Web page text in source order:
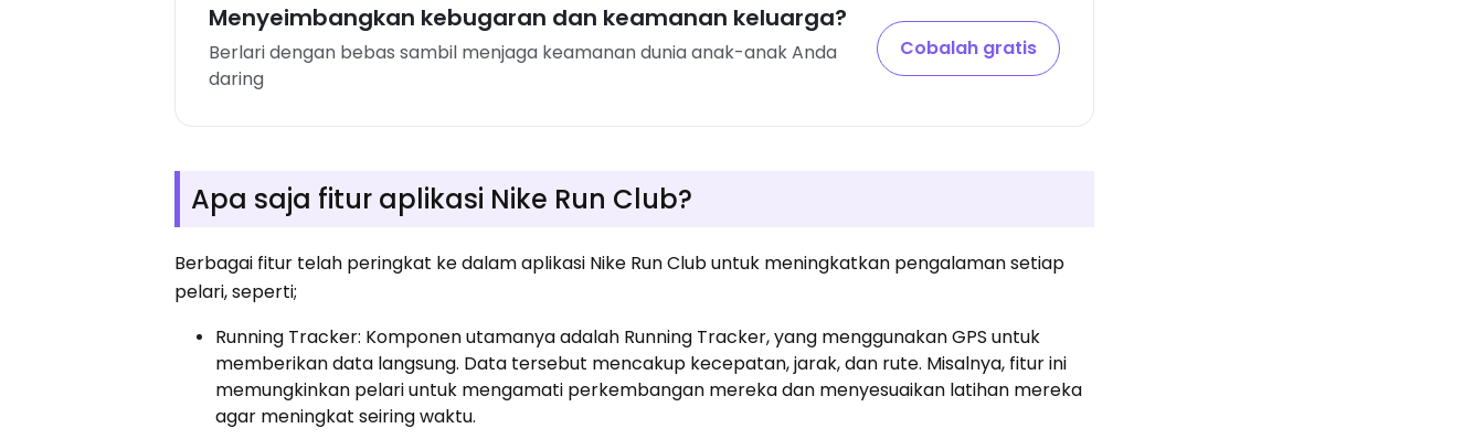
Menyeimbangkan kebugaran dan keamanan keluarga?
Berlari dengan bebas sambil menjaga keamanan dunia anak-anak Anda
daring
Cobalah gratis
Apa saja fitur aplikasi Nike Run Club?
Berbagai fitur telah peringkat ke dalam aplikasi Nike Run Club untuk meningkatkan pengalaman setiap
pelari, seperti;
Running Tracker: Komponen utamanya adalah Running Tracker, yang menggunakan GPS untuk
memberikan data langsung. Data tersebut mencakup kecepatan, jarak, dan rute. Misalnya, fitur ini
memungkinkan pelari untuk mengamati perkembangan mereka dan menyesuaikan latihan mereka
agar meningkat seiring waktu.